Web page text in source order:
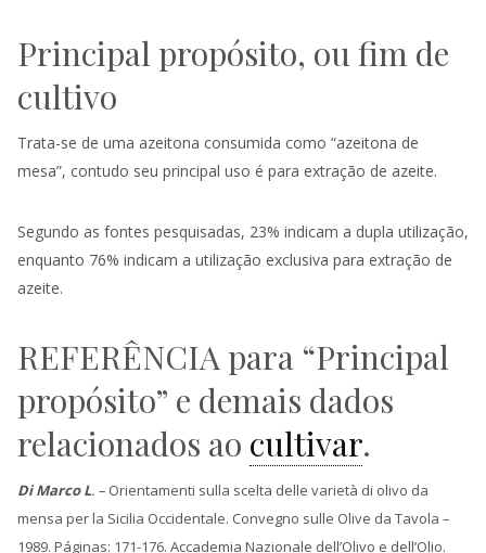
Principal propósito, ou fim de
cultivo
Trata-se de uma azeitona consumida como “azeitona de
mesa”, contudo seu principal uso é para extração de azeite.
Segundo as fontes pesquisadas, 23% indicam a dupla utilização,
enquanto 76% indicam a utilização exclusiva para extração de
azeite.
REFERÊNCIA para “Principal
propósito” e demais dados
relacionados ao cultivar.
Di Marco L. – Orientamenti sulla scelta delle varietà di olivo da
mensa per la Sicilia Occidentale. Convegno sulle Olive da Tavola –
1989. Páginas: 171-176. Accademia Nazionale dell’Olivo e dell’Olio.